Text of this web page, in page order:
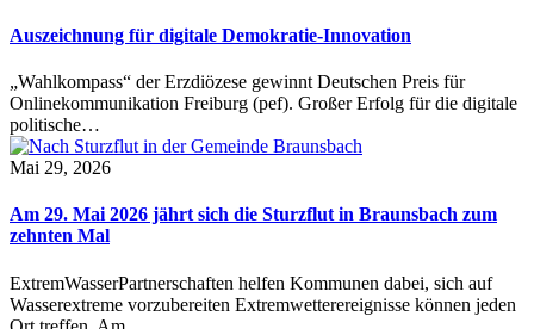
Auszeichnung für digitale Demokratie-Innovation
„Wahlkompass“ der Erzdiözese gewinnt Deutschen Preis für
Onlinekommunikation Freiburg (pef). Großer Erfolg für die digitale
politische…
Mai 29, 2026
Am 29. Mai 2026 jährt sich die Sturzflut in Braunsbach zum
zehnten Mal
ExtremWasserPartnerschaften helfen Kommunen dabei, sich auf
Wasserextreme vorzubereiten Extremwetterereignisse können jeden